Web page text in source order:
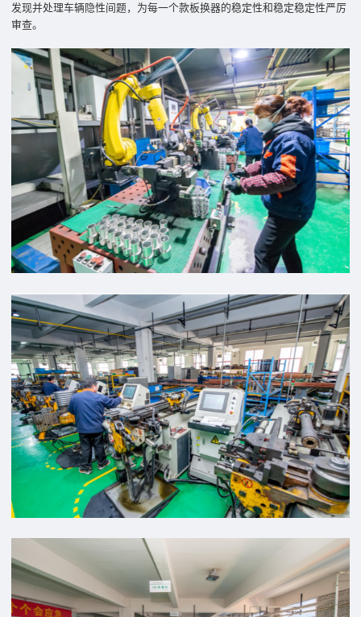
发现并处理车辆隐性间题，为每一个款板换器的稳定性和稳定稳定性严厉
审查。